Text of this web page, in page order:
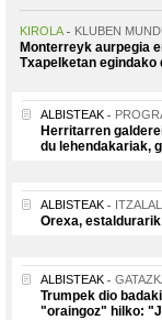
KIROLA KLUBEN
Monterreyk aurpegia
Txapelketan egindako
ALBISTEAK
Herritarren
du lehendakariak,
ALBISTEAK
Orexa,
ALBISTEAK
Trumpek dio
"oraingoz" hilko: